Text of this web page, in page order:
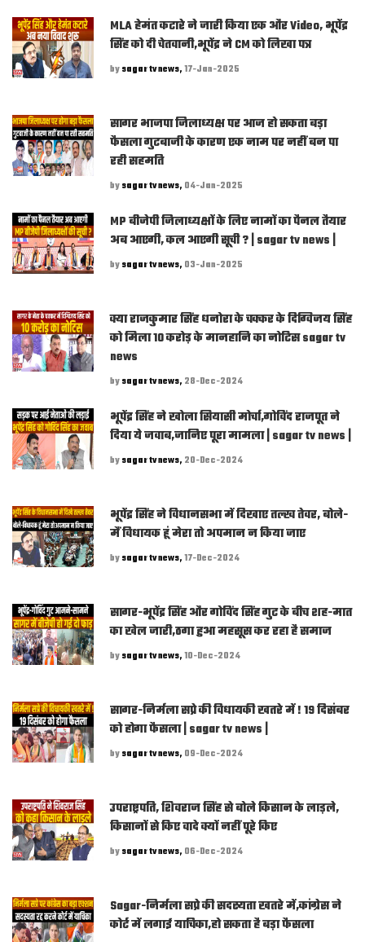
MLA हेमंत कटारे ने जारी किया एक और Video, भूपेंद्र
सिंह को दी चेतवानी,भूपेंद्र ने CM को लिखा पत्र
bysagar tv news,17-Jan-2025
सागर भाजपा जिलाध्यक्ष पर आज हो सकता बड़ा
फैसला गुटबाजी के कारण एक नाम पर नहीं बन पा
रही सहमति
bysagar tv news, 04-Jan-2025
MP बीजेपी जिलाध्यक्षों के लिए नामों का पैनल तैयार
अब आएगी, कल आएगी सूची ? | sagar tv news |
bysagar tv news, 03-Jan-2025
क्या राजकुमार सिंह धनोरा के चक्कर के दिग्विजय सिंह
को मिला 10 करोड़ के मानहानि का नोटिस sagar tv
news
bysagar tv news, 28-Dec-2024
भूपेंद्र सिंह ने खोला सियासी मोर्चा,गोविंद राजपूत ने
दिया ये जवाब,जानिए पूरा मामला | sagar tv news |
bysagar tv news, 20-Dec-2024
भूपेंद्र सिंह ने विधानसभा में दिखाए तल्ख तेवर, बोले-
मैं विधायक हूं मेरा तो अपमान न किया जाए
bysagar tv news,17-Dec-2024
सागर-भूपेंद्र सिंह और गोविंद सिंह गुट के बीच शह-मात
का खेल जारी,ठगा हुआ महसूस कर रहा है समाज
bysagar tv news,10-Dec-2024
सागर-निर्मला सप्रे की विधायकी खतरे में ! 19 दिसंबर
को होगा फैसला | sagar tv news |
bysagar tv news, 09-Dec-2024
उपराष्ट्रपति, शिवराज सिंह से बोले किसान के लाड़ले,
किसानों से किए वादे क्यों नहीं पूरे किए
bysagar tv news, 06-Dec-2024
Sagar-निर्मला सप्रे की सदस्यता खतरे में,कांग्रेस ने
कोर्ट में लगाई याचिका,हो सकता है बड़ा फैसला